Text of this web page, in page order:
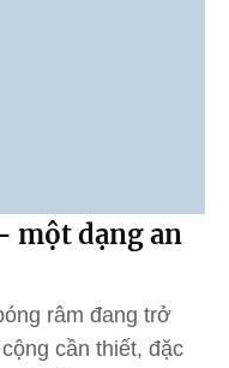
một dạng an
râm đang trở
cần thiết, đặc